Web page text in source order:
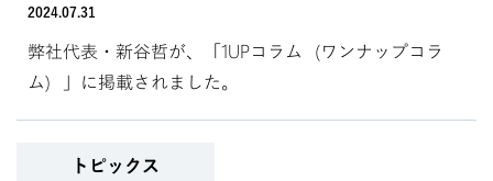
2024.07.31
弊社代表・新谷哲が、「1UPコラム（ワンナップコラ
ム）」に掲載されました。
トピックス